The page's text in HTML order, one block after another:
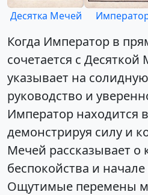
Десятка Мечей
Когда Император в
сочетается с Десяткой
указывает на
руководство и
Император находится
демонстрируя силу и
Мечей рассказывает о
беспокойства и
Ощутимые перемены